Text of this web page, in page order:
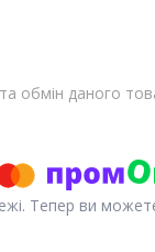
обмін даного
Тепер ви